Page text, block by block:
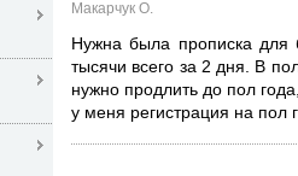
Макарчук О.
Нужна была прописка
тысячи всего за 2 дня. В
нужно продлить до пол
у меня регистрация на пол